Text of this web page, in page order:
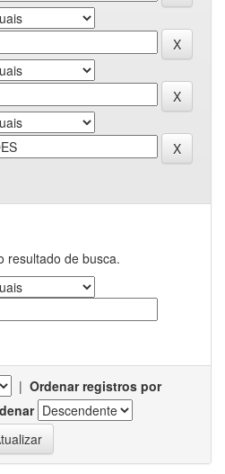
resultado de busca.
| Ordenar registros por